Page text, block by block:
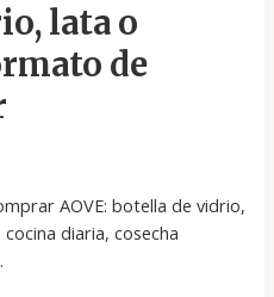
lata o
de
AOVE: botella de vidrio,
diaria, cosecha